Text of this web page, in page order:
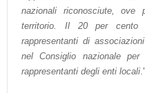
nazionali riconosciute, ove
territorio. Il 20 per cento
rappresentanti di
nel Consiglio nazionale
rappresentanti degli enti locali."